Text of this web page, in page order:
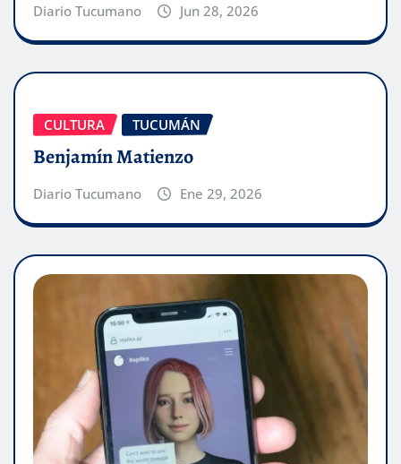
Diario Tucumano Jun 28, 2026
CULTURA TUCUMÁN
Benjamín Matienzo
Diario Tucumano Ene 29, 2026